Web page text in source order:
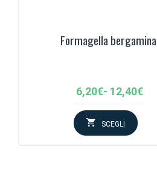
Formagella bergamina
6,20€- 12,40€
Fascia
prezzo:
da
SCEGLI